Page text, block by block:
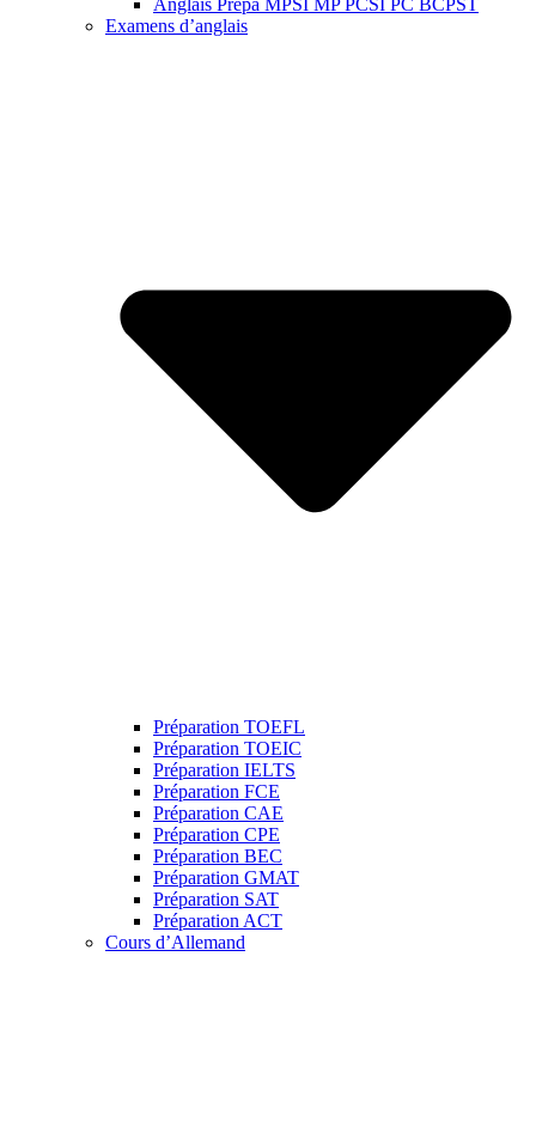
Anglais Prépa MPSI MP PCSI PC BCPST
Examens d’anglais
Préparation TOEFL
Préparation TOEIC
Préparation IELTS
Préparation FCE
Préparation CAE
Préparation CPE
Préparation BEC
Préparation GMAT
Préparation SAT
Préparation ACT
Cours d’Allemand